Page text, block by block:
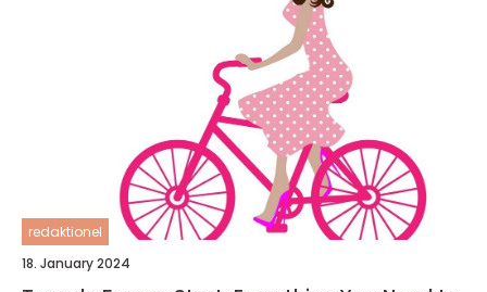
redaktionel
18. January 2024